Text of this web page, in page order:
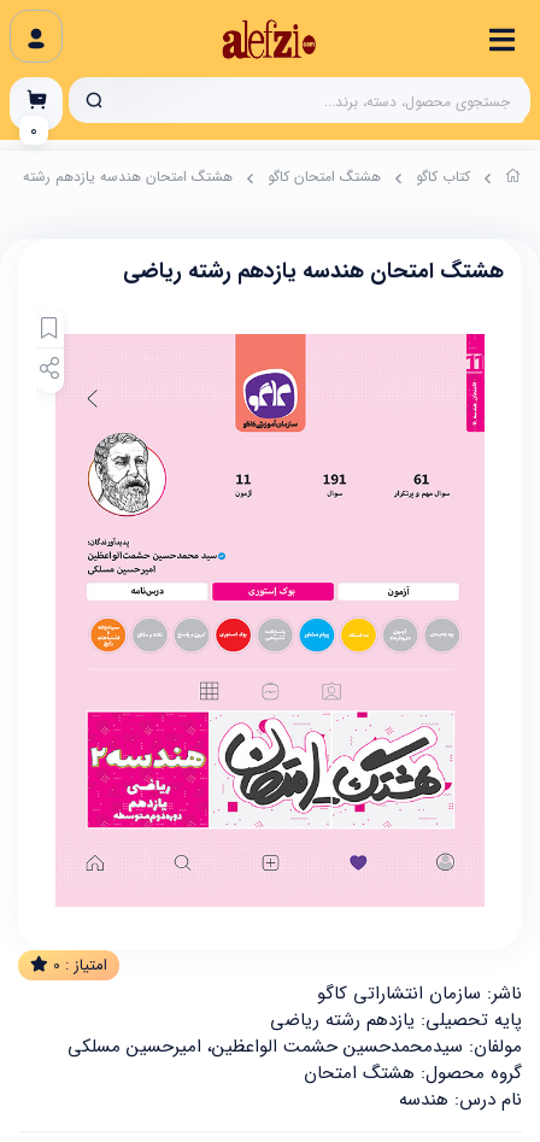
کتاب کاگو هشتگ امتحان کاگو هشتگ امتحان هندسه یازدهم رشته
هشتگ امتحان هندسه یازدهم رشته ریاضی
امتیاز : 0
ناشر: سازمان انتشاراتی کاگو
پایه تحصیلی: یازدهم رشته ریاضی
مولفان: سید‌محمد‌حسین حشمت الواعظین، امیر‌حسین مسلکی
گروه محصول: هشتگ امتحان
نام درس: هندسه
0